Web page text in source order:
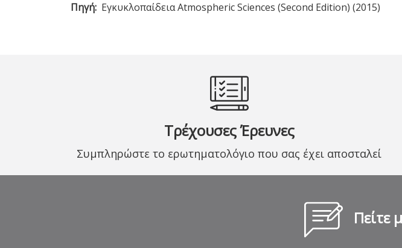
Πηγή Εγκυκλοπαίδεια Atmospheric Sciences (Second Edition) (2015)
Τρέχουσες Έρευνες
Συμπληρώστε το ερωτηματολόγιο που σας έχει αποσταλεί
Πείτε